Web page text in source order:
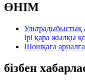
ӨНІМ
Ультрадыбыстық
Ірі қара жылқы
Шошқаға
бізбен